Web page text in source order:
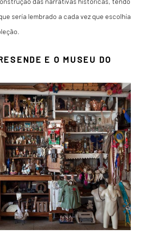
seria lembrado a cada vez que escolhia
E O MUSEU DO